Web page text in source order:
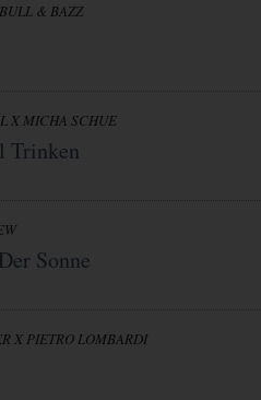
& BAZZ
X MICHA SCHUE
Trinken
Sonne
X PIETRO LOMBARDI